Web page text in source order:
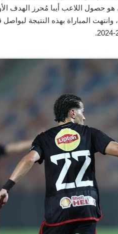
حصول اللاعب أيبا مُحرز الهدف
المباراة بهذه النتيجة ليواصل